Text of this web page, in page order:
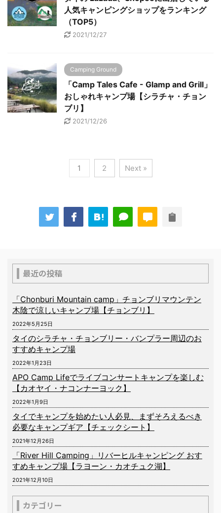
人気キャンピングショップをランキング
（TOP5）
2021/12/27
Camping Ground
「Camp Tales Cafe - Glamp and Grill」
おしゃれキャンプ場【シラチャ・チョン
ブリ】
2021/12/26
1 2 Next »
最近の投稿
「Chonburi Mountain camp」チョンブリマウンテン
木陰で涼しいキャンプ場【チョンブリ】
2022年5月25日
タイのシラチャ・チョンブリー・バンプラー周辺のお
すすめキャンプ場
2022年1月23日
APO Camp Lifeでライブコンサートキャンプを楽しむ
【カオヤイ・ナコンナーヨック】
2022年1月9日
タイでキャンプを始めたい人必見、まずそろえるべき
必要なキャンプギア【チェックシート】
2021年12月26日
「River Hill Camping」リバーヒルキャンピング おす
すめキャンプ場【ラヨーン・カオチュク湖】
2021年12月10日
カテゴリー